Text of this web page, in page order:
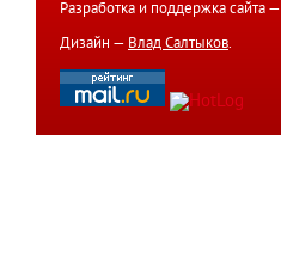
Разработка и поддержка сайта —
Дизайн — Влад Салтыков.